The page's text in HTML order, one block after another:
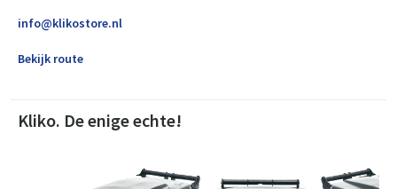
info@klikostore.nl
Bekijk route
Kliko. De enige echte!